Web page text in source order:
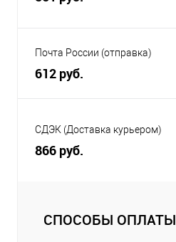
Почта России (отправка)
612 руб.
СДЭК (Доставка курьером)
866 руб.
СПОСОБЫ ОПЛАТЫ